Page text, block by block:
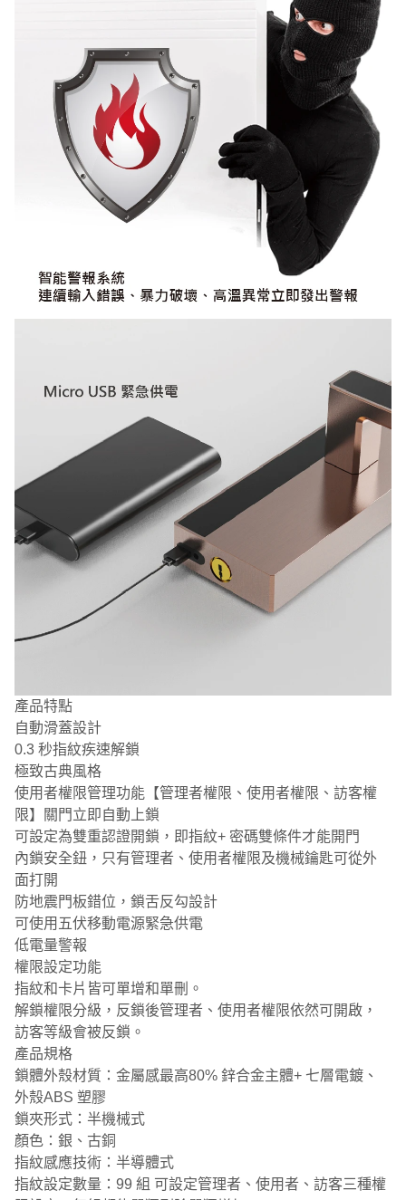
產品特點
自動滑蓋設計
0.3 秒指紋疾速解鎖
極致古典風格
使用者權限管理功能【管理者權限、使用者權限、訪客權
限】關門立即自動上鎖
可設定為雙重認證開鎖，即指紋+ 密碼雙條件才能開門
內鎖安全鈕，只有管理者、使用者權限及機械鑰匙可從外
面打開
防地震門板錯位，鎖舌反勾設計
可使用五伏移動電源緊急供電
低電量警報
權限設定功能
指紋和卡片皆可單增和單刪。
解鎖權限分級，反鎖後管理者、使用者權限依然可開啟，
訪客等級會被反鎖。
產品規格
鎖體外殼材質：金屬感最高80% 鋅合金主體+ 七層電鍍、
外殼ABS 塑膠
鎖夾形式：半機械式
顏色：銀、古銅
指紋感應技術：半導體式
指紋設定數量：99 組 可設定管理者、使用者、訪客三種權